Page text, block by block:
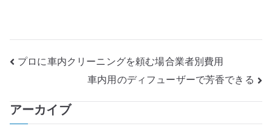
投
ナ
プロに車内クリーニングを頼む場合業者別費用
車内用のディフューザーで芳香できる
アーカイブ